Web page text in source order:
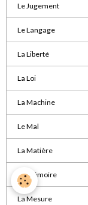
Le Jugement
Le Langage
La Liberté
La Loi
La Machine
Le Mal
La Matière
La Mémoire
La Mesure